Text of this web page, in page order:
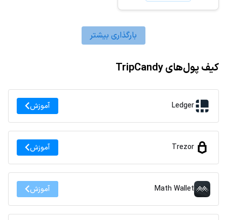
بارگذاری بیشتر
کیف پول‌های TripCandy
Ledger آموزش
Trezor آموزش
Math Wallet آموزش